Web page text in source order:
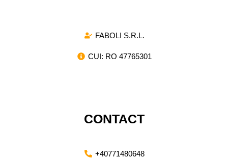
FABOLI S.R.L.
CUI: RO 47765301
CONTACT
+40771480648